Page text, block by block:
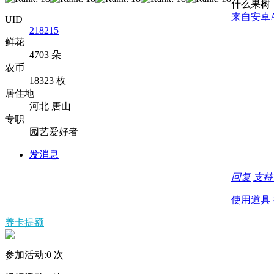
UID
218215
鲜花
4703 朵
农币
18323 枚
居住地
河北 唐山
专职
园艺爱好者
发消息
什么果树
来自安卓
回复 支持
使用道具
养卡提额
参加活动:0 次